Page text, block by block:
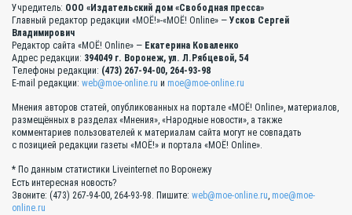
Учредитель: ООО «Издательский дом «Свободная пресса»
Главный редактор редакции «МОЁ!»-«МОЁ! Online» — Усков Сергей
Владимирович
Редактор сайта «МОЁ! Online» — Екатерина Коваленко
Адрес редакции: 394049 г. Воронеж, ул. Л.Рябцевой, 54
Телефоны редакции: (473) 267-94-00, 264-93-98
E-mail редакции: web@moe-online.ru и moe@moe-online.ru
Мнения авторов статей, опубликованных на портале «МОЁ! Online», материалов,
размещённых в разделах «Мнения», «Народные новости», а также
комментариев пользователей к материалам сайта могут не совпадать
с позицией редакции газеты «МОЁ!» и портала «МОЁ! Online».
* По данным статистики Liveinternet по Воронежу
Есть интересная новость?
Звоните: (473) 267-94-00, 264-93-98. Пишите: web@moe-online.ru, moe@moe-
online.ru